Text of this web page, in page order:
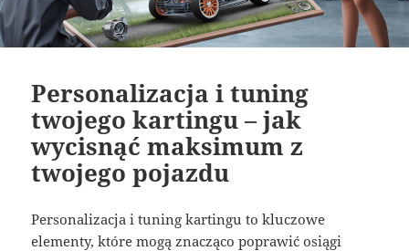
Personalizacja i tuning
twojego kartingu – jak
wycisnąć maksimum z
twojego pojazdu
Personalizacja i tuning kartingu to kluczowe
elementy, które mogą znacząco poprawić osiągi